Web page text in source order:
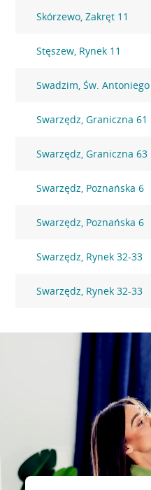
Skórzewo, Zakręt 11
Stęszew, Rynek 11
Swadzim, Św.
Swarzędz, Graniczna 61
Swarzędz, Graniczna 63
Swarzędz, Poznańska 6
Swarzędz, Poznańska 6
Swarzędz, Rynek 32-33
Swarzędz, Rynek 32-33